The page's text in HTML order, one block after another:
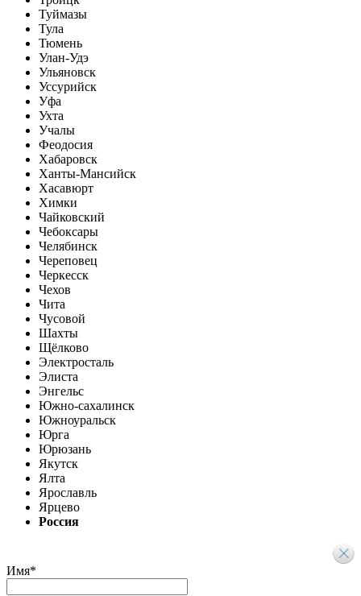
Туймазы
Тула
Тюмень
Улан-Удэ
Ульяновск
Уссурийск
Уфа
Ухта
Учалы
Феодосия
Хабаровск
Ханты-Мансийск
Хасавюрт
Химки
Чайковский
Чебоксары
Челябинск
Череповец
Черкесск
Чехов
Чита
Чусовой
Шахты
Щёлково
Электросталь
Элиста
Энгельс
Южно-сахалинск
Южноуральск
Юрга
Юрюзань
Якутск
Ялта
Ярославль
Ярцево
Россия
Имя*